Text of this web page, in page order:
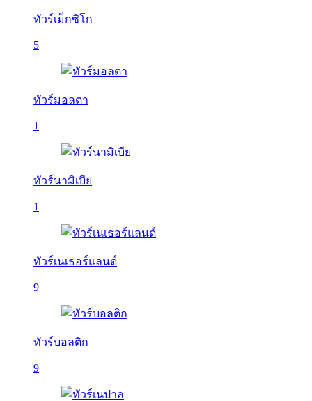
ทัวร์เม็กซิโก
5
ทัวร์มอลตา
1
ทัวร์นามิเบีย
1
ทัวร์เนเธอร์แลนด์
9
ทัวร์บอลติก
9